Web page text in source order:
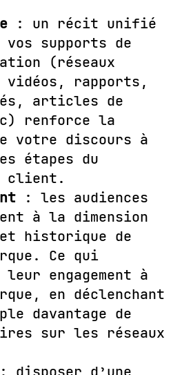
: un récit unifié
supports de
(réseaux
vidéos, rapports,
articles de
renforce la
votre discours à
étapes du
client.
: les audiences
à la dimension
et historique de
Ce qui
engagement à
en déclenchant
davantage de
sur les réseaux
: disposer d’une